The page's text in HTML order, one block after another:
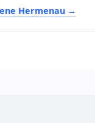
Hermenau